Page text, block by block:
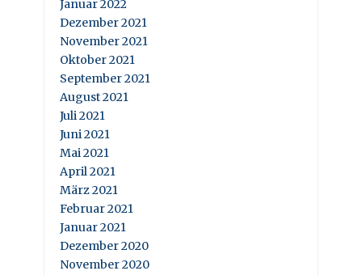
Januar 2022
Dezember 2021
November 2021
Oktober 2021
September 2021
August 2021
Juli 2021
Juni 2021
Mai 2021
April 2021
März 2021
Februar 2021
Januar 2021
Dezember 2020
November 2020